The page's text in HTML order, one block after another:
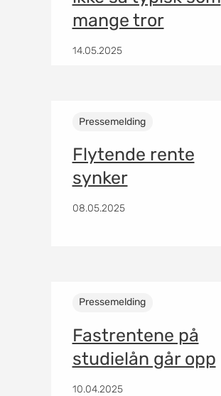
mange tror
14.05.2025
Pressemelding
Flytende rente
synker
08.05.2025
Pressemelding
Fastrentene på
studielån går opp
10.04.2025